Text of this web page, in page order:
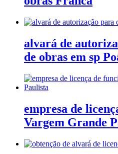
alvará de
de obras em sp
empresa de
Vargem Grande